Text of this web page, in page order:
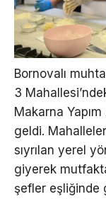
Bornovalı
3
Makarna
geldi.
sıyrılan yerel
giyerek
şefler eşliğinde